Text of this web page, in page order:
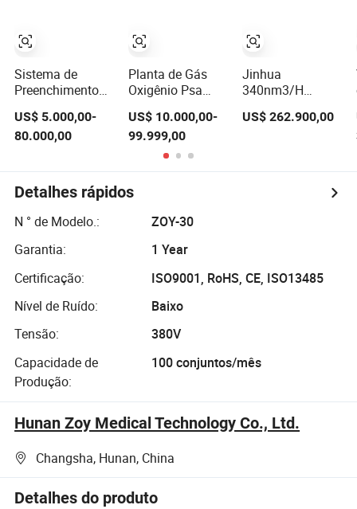
Estável à Venda
Sistema de
Preenchimento
Oxigênio para
Monitoramento
Computador
Móvel Gerador de
Oxigênio Planta
de Gás Medicinal
US$ 5.000,00-
80.000,00
Planta de Gás
Oxigênio Psa
Aço e Fundição
de Metais,
Gerador de
Oxigênio
Industrial com
Manifold de
Reabastecimento
US$ 10.000,00-
99.999,00
Qualidade à
Venda
Jinhua
340nm3/H
Gerador de
de Oxigênio
Líquido para O2
US$ 262.900,00
Detalhes rápidos
N ° de Modelo.:
ZOY-30
Garantia:
1 Year
Certificação:
ISO9001, RoHS, CE, ISO13485
Nível de Ruído:
Baixo
Tensão:
380V
Capacidade de
Produção:
100 conjuntos/mês
Hunan Zoy Medical Technology Co., Ltd.
Changsha, Hunan, China
Detalhes do produto